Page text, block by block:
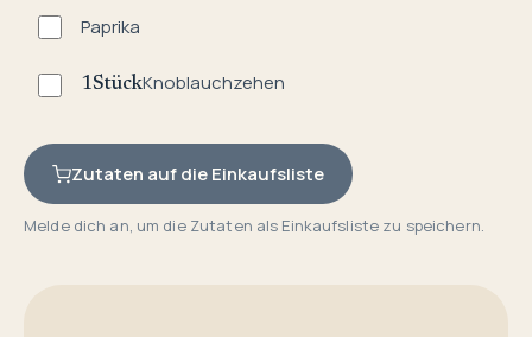
Paprika
1StückKnoblauchzehen
Zutaten auf die Einkaufsliste
Melde dich an, um die Zutaten als Einkaufsliste zu speichern.